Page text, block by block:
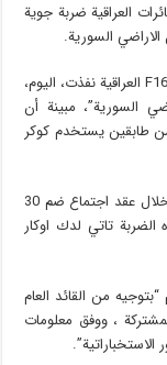
العراقية ضربة جوية
السورية.
وقالت قيادة العمليات المشتركة في بيان، إن “طائرات F16 العراقية نفذت، اليوم،
السورية”، مبينة أن
طابقين يستخدم كوكر
وأوضحت العمليات المشتركة أن “هذه الضربة جاءت خلال عقد اجتماع ضم 30
تاتي لدك اوكار
من القائد العام
، ووفق معلومات